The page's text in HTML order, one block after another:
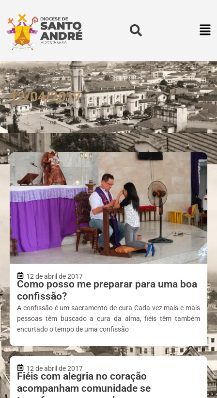
12/04/2017
12 de abril de 2017
Como posso me preparar para uma boa
confissão?
A confissão é um sacramento de cura Cada vez mais e mais
pessoas têm buscado a cura da alma, fiéis têm também
encurtado o tempo de uma confissão
12 de abril de 2017
Fiéis com alegria no coração
acompanham comunidade se